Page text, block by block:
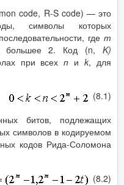
code, R-S code) — это
символы которых
где т
большее 2. Код (n, K)
при всехп иk, для
(8.1)
битов, подлежащих
символов в кодируемом
кодов Рида-Соломона
(8.2)